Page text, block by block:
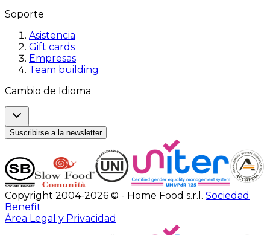
Soporte
Asistencia
Gift cards
Empresas
Team building
Cambio de Idioma
Suscribirse a la newsletter
Copyright 2004-2026 © - Home Food s.r.l. Sociedad
Benefit
Área Legal y Privacidad